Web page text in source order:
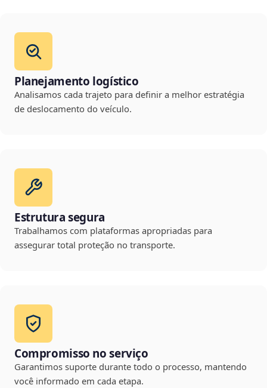
Planejamento logístico
Analisamos cada trajeto para definir a melhor estratégia
de deslocamento do veículo.
Estrutura segura
Trabalhamos com plataformas apropriadas para
assegurar total proteção no transporte.
Compromisso no serviço
Garantimos suporte durante todo o processo, mantendo
você informado em cada etapa.